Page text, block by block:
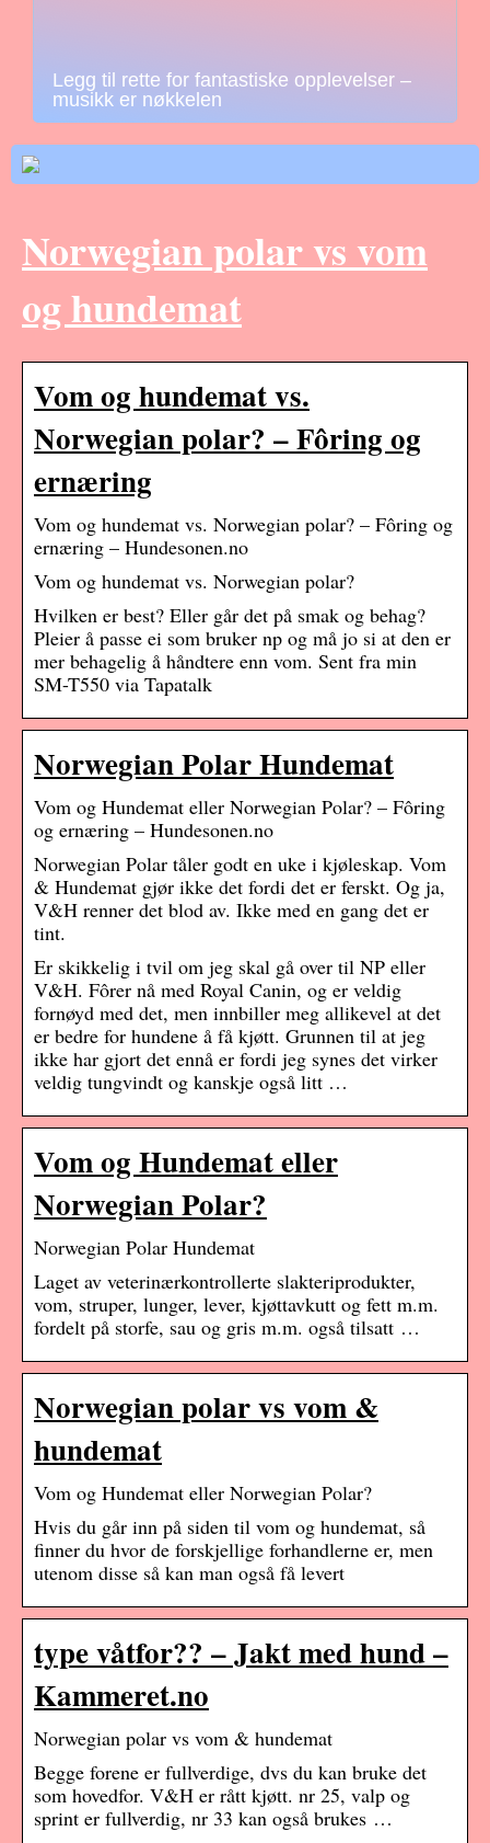
Legg til rette for fantastiske opplevelser –
musikk er nøkkelen
Norwegian polar vs vom
og hundemat
Vom og hundemat vs.
Norwegian polar? – Fôring og
ernæring
Vom og hundemat vs. Norwegian polar? – Fôring og
ernæring – Hundesonen.no
Vom og hundemat vs. Norwegian polar?
Hvilken er best? Eller går det på smak og behag?
Pleier å passe ei som bruker np og må jo si at den er
mer behagelig å håndtere enn vom. Sent fra min
SM-T550 via Tapatalk
Norwegian Polar Hundemat
Vom og Hundemat eller Norwegian Polar? – Fôring
og ernæring – Hundesonen.no
Norwegian Polar tåler godt en uke i kjøleskap. Vom
& Hundemat gjør ikke det fordi det er ferskt. Og ja,
V&H renner det blod av. Ikke med en gang det er
tint.
Er skikkelig i tvil om jeg skal gå over til NP eller
V&H. Fôrer nå med Royal Canin, og er veldig
fornøyd med det, men innbiller meg allikevel at det
er bedre for hundene å få kjøtt. Grunnen til at jeg
ikke har gjort det ennå er fordi jeg synes det virker
veldig tungvindt og kanskje også litt …
Vom og Hundemat eller
Norwegian Polar?
Norwegian Polar Hundemat
Laget av veterinærkontrollerte slakteriprodukter,
vom, struper, lunger, lever, kjøttavkutt og fett m.m.
fordelt på storfe, sau og gris m.m. også tilsatt …
Norwegian polar vs vom &
hundemat
Vom og Hundemat eller Norwegian Polar?
Hvis du går inn på siden til vom og hundemat, så
finner du hvor de forskjellige forhandlerne er, men
utenom disse så kan man også få levert
type våtfor?? – Jakt med hund –
Kammeret.no
Norwegian polar vs vom & hundemat
Begge forene er fullverdige, dvs du kan bruke det
som hovedfor. V&H er rått kjøtt. nr 25, valp og
sprint er fullverdig, nr 33 kan også brukes …